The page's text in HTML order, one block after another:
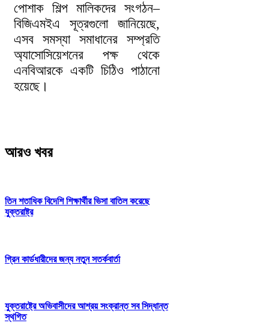
পোশাক শিল্প মালিকদের সংগঠন–
বিজিএমইএ সূত্রগুলো জানিয়েছে,
এসব সমস্যা সমাধানের সম্প্রতি
অ্যাসোসিয়েশনের পক্ষ থেকে
এনবিআরকে একটি চিঠিও পাঠানো
হয়েছে।
আরও খবর
তিন শতাধিক বিদেশি শিক্ষার্থীর ভিসা বাতিল করেছে
যুক্তরাষ্ট্র
গ্রিন কার্ডধারীদের জন্য নতুন সতর্কবার্তা
যুক্তরাষ্ট্রে অভিবাসীদের আশ্রয় সংক্রান্ত সব সিদ্ধান্ত
স্থগিত